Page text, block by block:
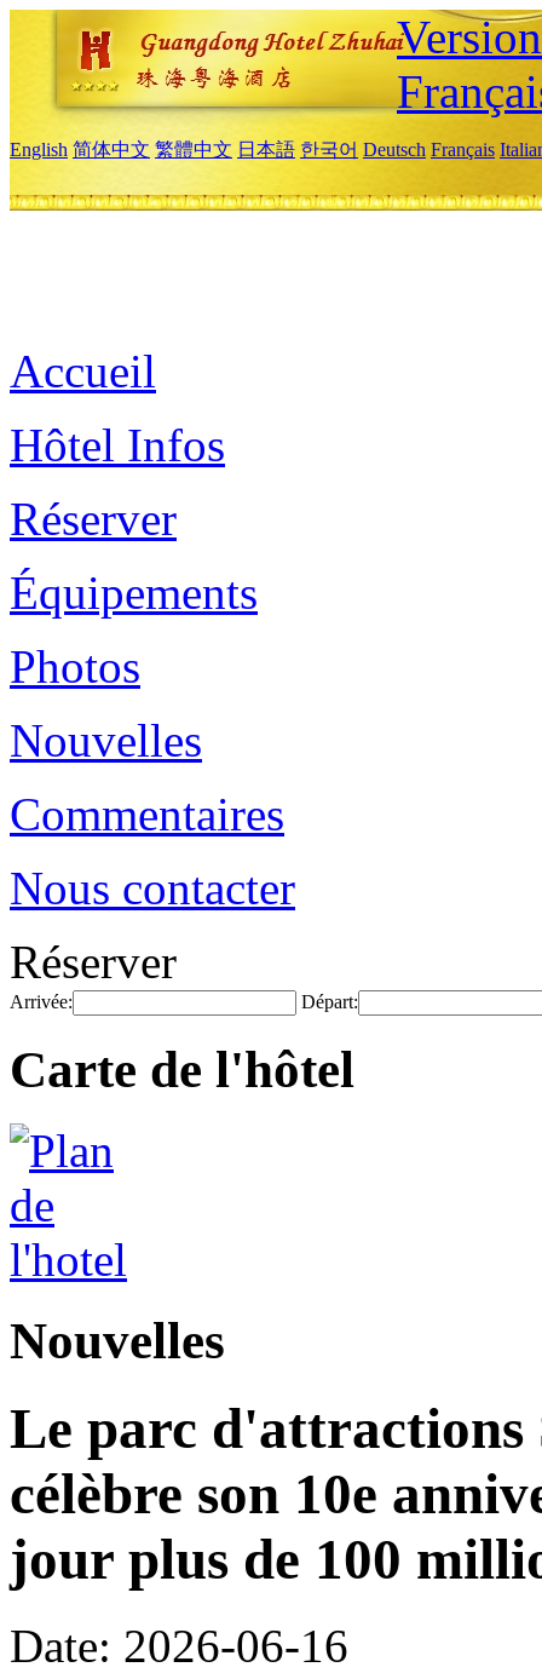
English 简体中文 繁體中文 日本語 한국어 Deutsch Français
Accueil
Hôtel Infos
Réserver
Équipements
Photos
Nouvelles
Commentaires
Nous contacter
Réserver
Arrivée: Départ:
Carte de l'hôtel
Nouvelles
Le parc d'attractions
célèbre son 10e
jour plus de 100
Date: 2026-06-16